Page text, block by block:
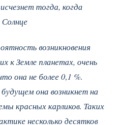
тогда, когда
возникновения
к Земле планетах, очень
она не более 0,1 %.
она возникнет на
красных карликов. Таких
несколько десятков